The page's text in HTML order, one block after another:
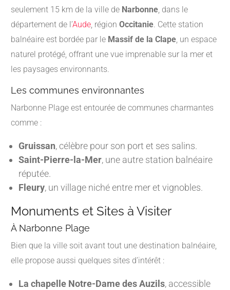
seulement 15 km de la ville de Narbonne , dans le
département de l’Aude , région Occitanie . Cette station
balnéaire est bordée par le Massif de la Clape , un espace
naturel protégé, offrant une vue imprenable sur la mer et
les paysages environnants.
Les communes environnantes
Narbonne Plage est entourée de communes charmantes
comme :
Gruissan, célèbre pour son port et ses salins.
Saint-Pierre-la-Mer, une autre station balnéaire
réputée.
Fleury, un village niché entre mer et vignobles.
Monuments et Sites à Visiter
À Narbonne Plage
Bien que la ville soit avant tout une destination balnéaire,
elle propose aussi quelques sites d’intérêt :
La chapelle Notre-Dame des Auzils, accessible